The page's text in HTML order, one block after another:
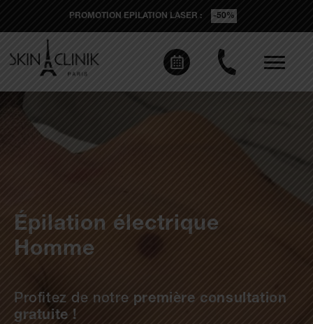
PROMOTION EPILATION LASER : -50%
Épilation électrique
Homme
Profitez de notre première consultation
gratuite !